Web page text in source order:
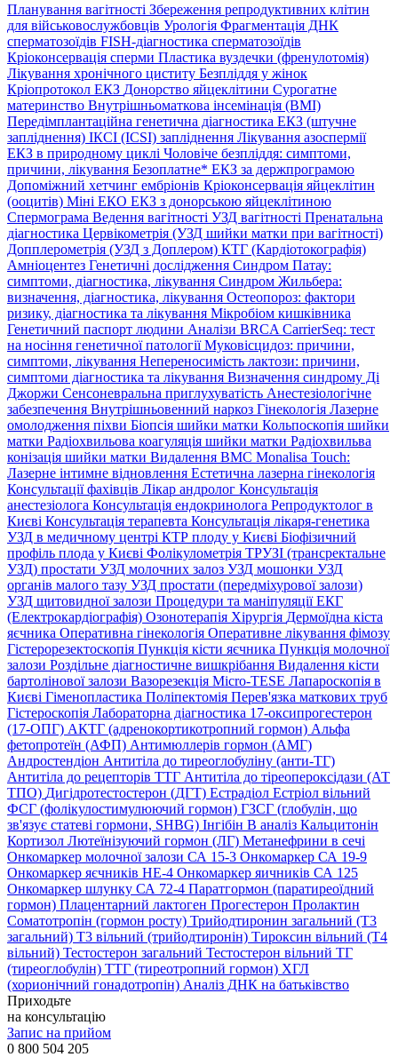
Планування вагітності Збереження репродуктивних клітин
для військовослужбовців Урологія Фрагментація ДНК
сперматозоїдів FISH-діагностика сперматозоїдів
Кріоконсервація сперми Пластика вуздечки (френулотомія)
Лікування хронічного циститу Безпліддя у жінок
Кріопротокол ЕКЗ Донорство яйцеклітини Сурогатне
материнство Внутрішньоматкова інсемінація (ВМІ)
Передімплантаційна генетична діагностика ЕКЗ (штучне
запліднення) ІКСІ (ICSI) запліднення Лікування азоспермії
ЕКЗ в природному циклі Чоловіче безпліддя: симптоми,
причини, лікування Безоплатне* ЕКЗ за держпрограмою
Допоміжний хетчинг ембріонів Кріоконсервація яйцеклітин
(ооцитів) Міні ЕКО ЕКЗ з донорською яйцеклітиною
Спермограма Ведення вагітності УЗД вагітності Пренатальна
діагностика Цервікометрія (УЗД шийки матки при вагітності)
Допплерометрія (УЗД з Доплером) КТГ (Кардіотокографія)
Амніоцентез Генетичні дослідження Синдром Патау:
симптоми, дiагностика, лiкування Синдром Жильбера:
визначення, діагностика, лікування Остеопороз: фактори
ризику, діагностика та лікування Мікробіом кишківника
Генетичний паспорт людини Аналізи BRCA CarrierSeq: тест
на носіння генетичної патологіїМуковісцидоз: причини,
симптоми, лікування Непереносимість лактози: причини,
симптоми діагностика та лікування Визначення синдрому Ді
Джоржи Сенсоневральна приглухуватість Анестезіологічне
забезпечення Внутрішньовенний наркоз Гінекологія Лазерне
омолодження піхви Біопсія шийки матки Кольпоскопія шийки
матки Радіохвильова коагуляція шийки матки Радіохвильва
конізація шийки матки Видалення ВМС Monalisa Touch:
Лазерне інтимне відновлення Естетична лазерна гінекологія
Консультації фахівців Лікар андролог Консультація
анестезіолога Консультація ендокринолога Репродуктолог в
Києві Консультація терапевта Консультація лікаря-генетика
УЗД в медичному центрі КТР плоду у Києві Біофізичний
профіль плода у Києві Фолікулометрія ТРУЗІ (трансректальне
УЗД) простати УЗД молочних залоз УЗД мошонки УЗД
органів малого тазу УЗД простати (передміхурової залози)
УЗД щитовидної залози Процедури та маніпуляціїЕКГ
(Електрокардіографія) Озонотерапія Хірургія Дермоїдна кіста
яєчника Оперативна гінекологія Оперативне лікування фімозу
Гістерорезектоскопія Пункція кісти яєчника Пункція молочної
залози Роздільне діагностичне вишкрібання Видалення кісти
бартолінової залози Вазорезекція Micro-TESE Лапароскопія в
Києві Гіменопластика Поліпектомія Перев'язка маткових труб
Гістероскопія Лабораторна діагностика 17-оксипрогестерон
(17-ОПГ) АКТГ (адренокортикотропний гормон) Альфа
фетопротеїн (АФП) Антимюллерів гормон (АМГ)
Андростендіон Антитіла до тиреоглобуліну (анти-ТГ)
Антитіла до рецепторів ТТГ Антитіла до тіреопероксідази (АТ
ТПО) Дигідротестостерон (ДГТ) Естрадіол Естріол вільний
ФСГ (фолікулостимулюючий гормон) ГЗСГ (глобулін, що
зв'язує статеві гормони, SHBG) Інгібін B аналіз Кальцитонін
Кортизол Лютеїнізуючий гормон (ЛГ) Метанефрини в сечі
Онкомаркер молочної залози СА 15-3 Онкомаркер СА 19-9
Онкомаркер яєчників НЕ-4 Онкомаркер яичників СА 125
Онкомаркер шлунку СА 72-4 Паратгормон (паратиреоїдний
гормон) Плацентарний лактоген Прогестерон Пролактин
Соматотропін (гормон росту) Трийодтиронин загальний (Т3
загальний) Т3 вільний (трийодтиронін) Тироксин вільний (Т4
вільний) Тестостерон загальний Тестостерон вільний ТГ
(тиреоглобулін) ТТГ (тиреотропний гормон) ХГЛ
(хорионічний гонадотропін) Аналіз ДНК на батьківство
Приходьте
на консультацію
Запис на прийом
0 800 504 205